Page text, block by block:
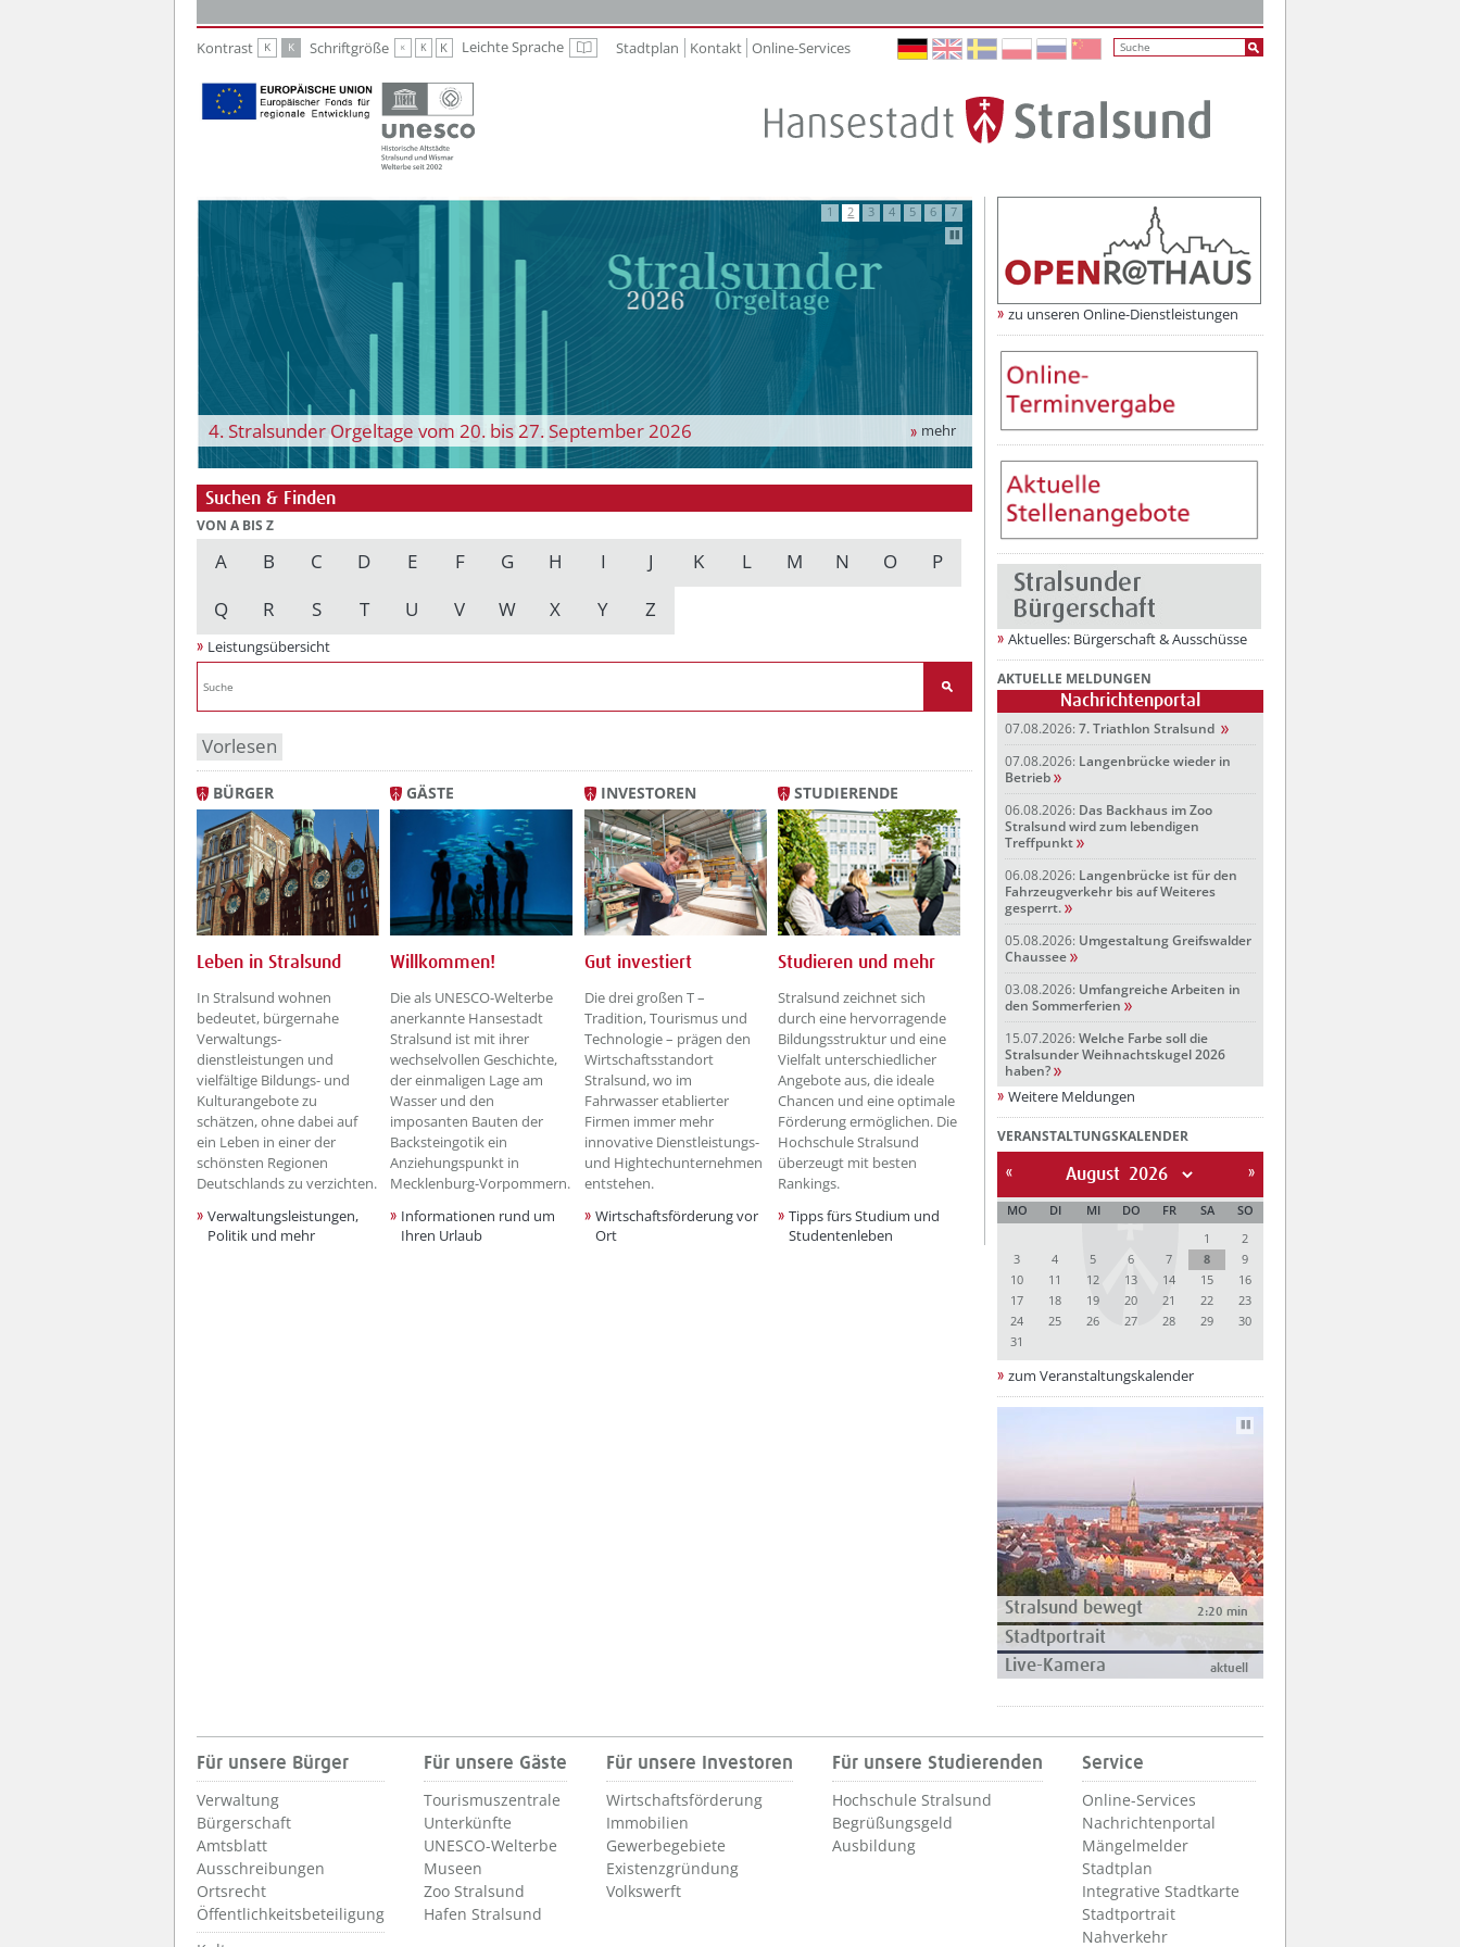
Kontrast K K Schriftgröße K K K Leichte Sprache Leichte Sprache
Stadtplan Kontakt Online-Services
4. Stralsunder Orgeltage vom 20. bis 27. September 2026 mehr
Fotowettbewerb “Gleichstellung im Alltag! mehr Online-Services der Hansestadt Stralsund
Autoplay
Suchen & Finden
VON A BIS Z
A B C D E F G H I J K L M N O
P
Q
R S T U V W X Y Z
Leistungsübersicht
Vorlesen
BÜRGER
Leben in Stralsund
In Stralsund wohnen
bedeutet, bürgernahe
Verwaltungs-
dienstleistungen und
vielfältige Bildungs- und
Kulturangebote zu
schätzen, ohne dabei auf
ein Leben in einer der
schönsten Regionen
Deutschlands zu verzichten.
Verwaltungsleistungen,
Politik und mehr
GÄSTE
Willkommen!
Die als UNESCO-Welterbe
anerkannte Hansestadt
Stralsund ist mit ihrer
wechselvollen Geschichte,
der einmaligen Lage am
Wasser und den
imposanten Bauten der
Backsteingotik ein
Anziehungspunkt in
Mecklenburg-Vorpommern.
Informationen rund um
Ihren Urlaub
INVESTOREN
Gut investiert
Die drei großen T –
Tradition, Tourismus und
Technologie – prägen den
Wirtschaftsstandort
Stralsund, wo im
Fahrwasser etablierter
Firmen immer mehr
innovative Dienstleistungs-
und Hightechunternehmen
entstehen.
Wirtschaftsförderung vor
Ort
STUDIERENDE
Studieren und mehr
Stralsund zeichnet sich
durch eine hervorragende
Bildungsstruktur und eine
Vielfalt unterschiedlicher
Angebote aus, die ideale
Chancen und eine optimale
Förderung ermöglichen. Die
Hochschule Stralsund
überzeugt mit besten
Rankings.
Tipps fürs Studium und
Studentenleben
zu unseren Online-Dienstleistungen
Aktuelles: Bürgerschaft & Ausschüsse
AKTUELLE MELDUNGEN
Nachrichtenportal
07.08.2026: 7. Triathlon Stralsund
07.08.2026: Langenbrücke wieder in
Betrieb
06.08.2026: Das Backhaus im Zoo
Stralsund wird zum lebendigen
Treffpunkt
06.08.2026: Langenbrücke ist für den
Fahrzeugverkehr bis auf Weiteres
gesperrt.
05.08.2026: Umgestaltung Greifswalder
Chaussee
03.08.2026: Umfangreiche Arbeiten in
den Sommerferien
15.07.2026: Welche Farbe soll die
Stralsunder Weihnachtskugel 2026
haben?
Weitere Meldungen
VERANSTALTUNGSKALENDER
August
MO DI MI DO FR SA
SO
1
2
3
4 5 6 7 8
9
10
11 12 13 14 15
16
17
18 19 20 21 22
23
24
25 26 27 28 29
30
31
zum Veranstaltungskalender
Stralsund bewegt 2:20 min
Stadtportrait
Live-Kamera
aktuell
Autoplay
Für unsere Bürger
Verwaltung
Bürgerschaft
Amtsblatt
Ausschreibungen
Ortsrecht
Öffentlichkeitsbeteiligung
Für unsere Gäste
Tourismuszentrale
Unterkünfte
UNESCO-Welterbe
Museen
Zoo Stralsund
Hafen Stralsund
Für unsere Investoren
Wirtschaftsförderung
Immobilien
Gewerbegebiete
Existenzgründung
Volkswerft
Für unsere Studierenden
Hochschule Stralsund
Begrüßungsgeld
Ausbildung
Service
Online-Services
Nachrichtenportal
Mängelmelder
Stadtplan
Integrative Stadtkarte
Stadtportrait
Nahverkehr